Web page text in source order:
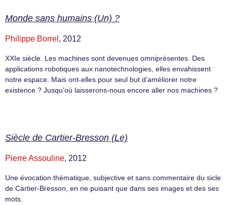
Monde sans humains (Un) ?
Philippe Borrel , 2012
XXIe siècle. Les machines sont devenues omniprésentes. Des
applications robotiques aux nanotechnologies, elles envahissent
notre espace. Mais ont-elles pour seul but d’améliorer notre
existence ? Jusqu’où laisserons-nous encore aller nos machines ?
Siècle de Cartier-Bresson (Le)
Pierre Assouline, 2012
Une évocation thématique, subjective et sans commentaire du sicle
de Cartier-Bresson, en ne puisant que dans ses images et des ses
mots.